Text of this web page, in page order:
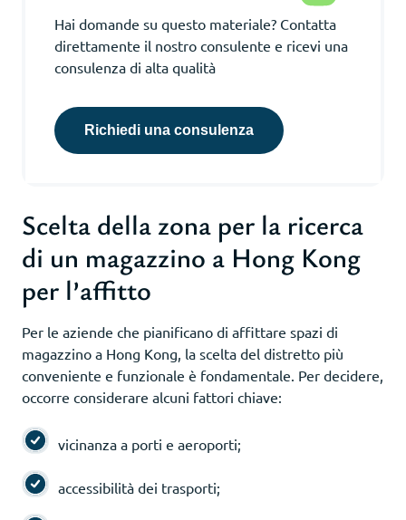
Hai domande su questo materiale? Contatta
direttamente il nostro consulente e ricevi una
consulenza di alta qualità
Richiedi una consulenza
Scelta della zona per la ricerca
di un magazzino a Hong Kong
per l’affitto
Per le aziende che pianificano di affittare spazi di
magazzino a Hong Kong, la scelta del distretto più
conveniente e funzionale è fondamentale. Per decidere,
occorre considerare alcuni fattori chiave:
vicinanza a porti e aeroporti;
accessibilità dei trasporti;